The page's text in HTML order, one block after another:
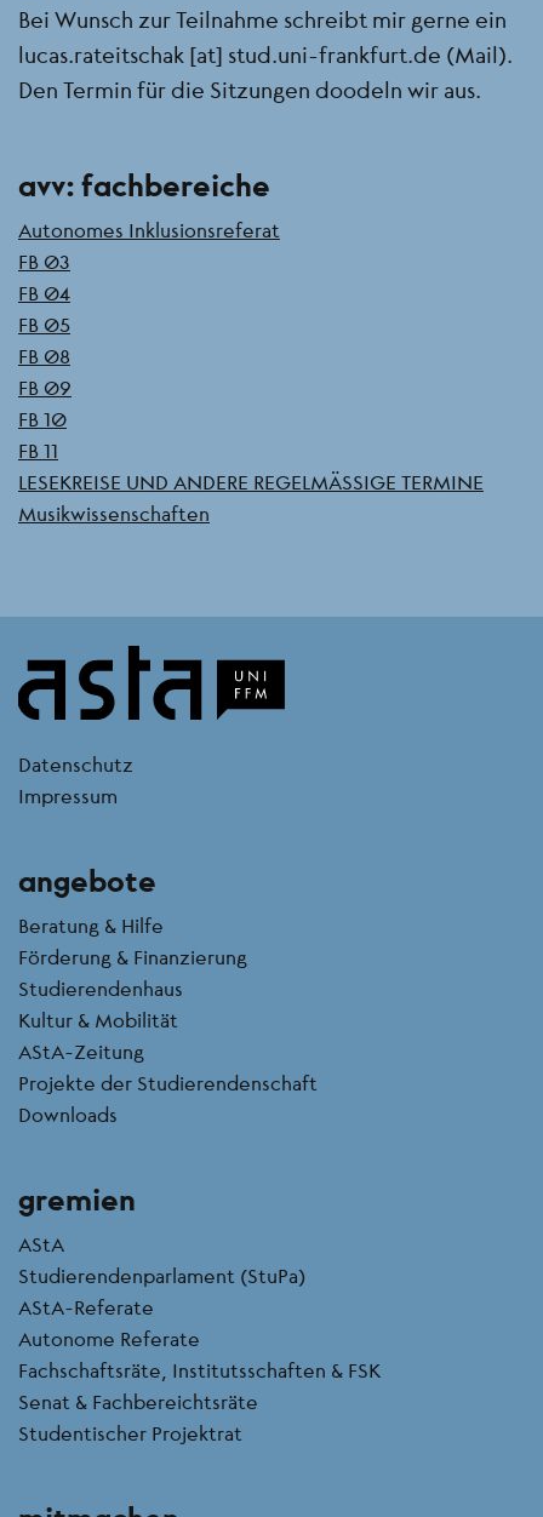
Bei Wunsch zur Teilnahme schreibt mir gerne ein
lucas.rateitschak [at] stud.uni-frankfurt.de (Mail).
Den Termin für die Sitzungen doodeln wir aus.
Seitenleiste
avv: fachbereiche
Autonomes Inklusionsreferat
FB 03
FB 04
FB 05
FB 08
FB 09
FB 10
FB 11
LESEKREISE UND ANDERE REGELMÄSSIGE TERMINE
Musikwissenschaften
kontakt
Datenschutz
Impressum
angebote
Beratung & Hilfe
Förderung & Finanzierung
Studierendenhaus
Kultur & Mobilität
AStA-Zeitung
Projekte der Studierendenschaft
Downloads
gremien
AStA
Studierendenparlament (StuPa)
AStA-Referate
Autonome Referate
Fachschaftsräte, Institutsschaften & FSK
Senat & Fachbereichtsräte
Studentischer Projektrat